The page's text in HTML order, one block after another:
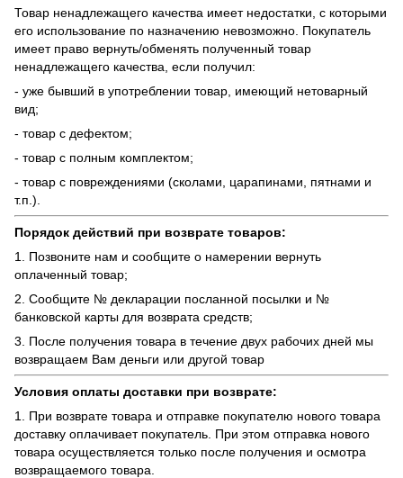
Товар ненадлежащего качества имеет недостатки, с которыми
его использование по назначению невозможно. Покупатель
имеет право вернуть/обменять полученный товар
ненадлежащего качества, если получил:
- уже бывший в употреблении товар, имеющий нетоварный
вид;
- товар с дефектом;
- товар с полным комплектом;
- товар с повреждениями (сколами, царапинами, пятнами и
т.п.).
Порядок действий при возврате товаров:
1. Позвоните нам и сообщите о намерении вернуть
оплаченный товар;
2. Сообщите № декларации посланной посылки и №
банковской карты для возврата средств;
3. После получения товара в течение двух рабочих дней мы
возвращаем Вам деньги или другой товар
Условия оплаты доставки при возврате:
1. При возврате товара и отправке покупателю нового товара
доставку оплачивает покупатель. При этом отправка нового
товара осуществляется только после получения и осмотра
возвращаемого товара.